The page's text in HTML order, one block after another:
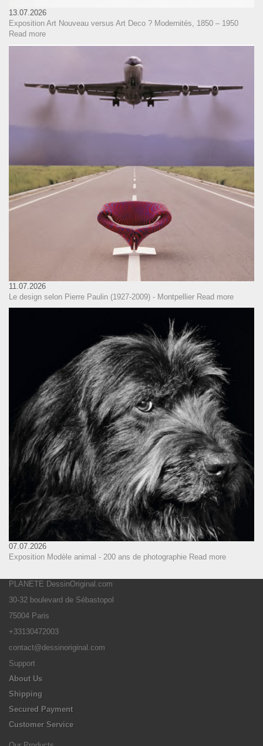
13.07.2026
Exposition Art Nouveau versus Art Deco ? Modernités, 1850 – 1950
Read more
11.07.2026
Le design selon Pierre Paulin (1927-2009) - Montpellier Read more
07.07.2026
Exposition Modèle animal - 200 ans de photographie Read more
PLANETE DessinOriginal.com
30-32 boulevard de Sébastopol
75004 Paris
+33130472003
contact@dessinoriginal.com
Support
About Us
Shipping
Secured Payment
Customer Service